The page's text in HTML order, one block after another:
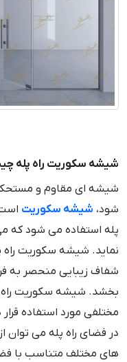
شیشه سکوریت راه پله
شیشه ای مقاوم و
شود، شیشه سکوریت
پله استفاده می شود که
نماید. شیشه سکوریت
شفاف زیبایی منحصر به
بخشد. شیشه سکوریت راه
مختلفی مورد استفاده
در فضای راه پله می توان
های مختلف متناسب با